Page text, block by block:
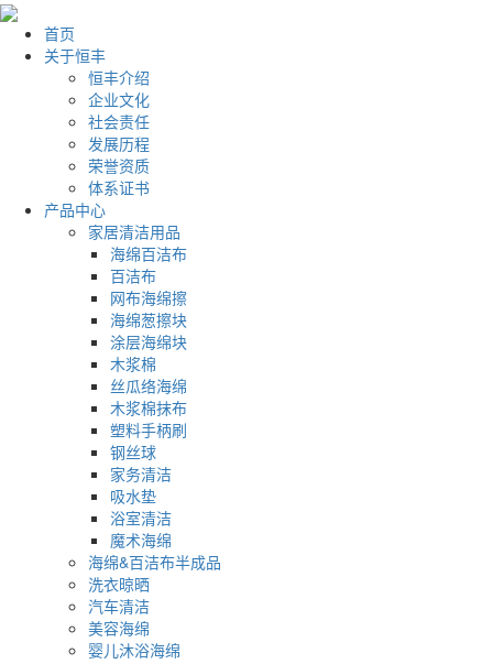
首页
关于恒丰
恒丰介绍
企业文化
社会责任
发展历程
荣誉资质
体系证书
产品中心
家居清洁用品
海绵百洁布
百洁布
网布海绵擦
海绵葱擦块
涂层海绵块
木浆棉
丝瓜络海绵
木浆棉抹布
塑料手柄刷
钢丝球
家务清洁
吸水垫
浴室清洁
魔术海绵
海绵&百洁布半成品
洗衣晾晒
汽车清洁
美容海绵
婴儿沐浴海绵